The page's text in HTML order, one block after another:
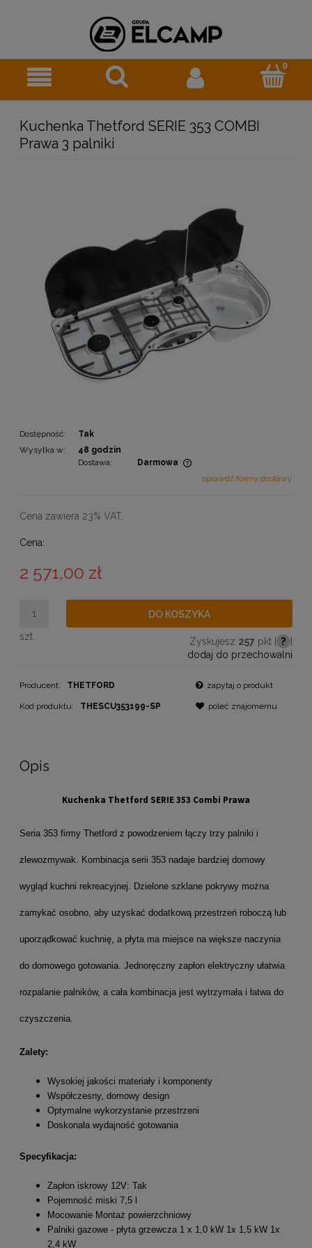
Kuchenka Thetford SERIE 353 COMBI
Prawa 3 palniki
Dostępność:
Tak
Wysyłka w:
48 godzin
Dostawa:
Darmowa
Cena nie zawiera ewentualnych kosztów płatności
sprawdź formy dostawy
Cena zawiera 23% VAT,
Cena:
2 571,00 zł
szt.
DO KOSZYKA
Zyskujesz 257 pkt [ ? ]
dodaj do przechowalni
Producent: THETFORD
Kod produktu: THESCU353199-SP
zapytaj o produkt
poleć znajomemu
Opis
Kuchenka Thetford SERIE 353 Combi Prawa
Seria 353 firmy Thetford z powodzeniem łączy trzy palniki i
zlewozmywak. Kombinacja serii 353 nadaje bardziej domowy
wygląd kuchni rekreacyjnej. Dzielone szklane pokrywy można
zamykać osobno, aby uzyskać dodatkową przestrzeń roboczą lub
uporządkować kuchnię, a płyta ma miejsce na większe naczynia
do domowego gotowania. Jednoręczny zapłon elektryczny ułatwia
rozpalanie palników, a cała kombinacja jest wytrzymała i łatwa do
czyszczenia.
Zalety:
Wysokiej jakości materiały i komponenty
Współczesny, domowy design
Optymalne wykorzystanie przestrzeni
Doskonała wydajność gotowania
Specyfikacja:
Zapłon iskrowy 12V: Tak
Pojemność miski 7,5 l
Mocowanie Montaż powierzchniowy
Palniki gazowe - płyta grzewcza 1 x 1,0 kW 1x 1,5 kW 1x
2,4 kW